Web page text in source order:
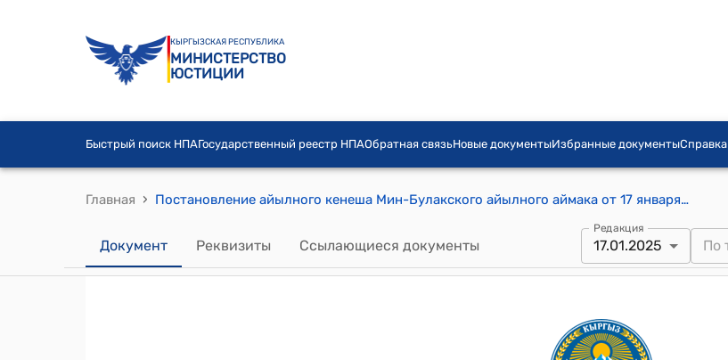
КЫРГЫЗСКАЯ РЕСПУБЛИКА
МИНИСТЕРСТВО
ЮСТИЦИИ
Быстрый поиск НПАГосударственный реестр НПАОбратная связьНовые документыИзбранные документыСправка
Главная › Постановление айылного кенеша Мин-Булакского айылного аймака от 17 января 2025 года № 40 "Об утверждении распоряжения главы Мин-Булак айыл окмоту за № 6 от 16.01.2025 года "О создании комиссии по предоставлению в аренду и продаже объектов недвижимости, в том числе земельных участков, находящихся в муниципальной собственности"
Документ Реквизиты Ссылающиеся документы
Редакция
17.01.2025